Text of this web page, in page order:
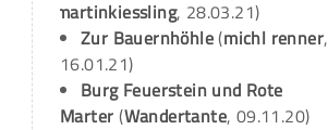
martinkiessling, 28.03.21)
Zur Bauernhöhle(michl renner,
16.01.21)
Burg Feuerstein und Rote
Marter (Wandertante, 09.11.20)